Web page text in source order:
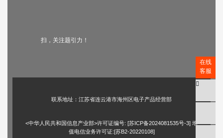
扫，关注题引力！
联系地址：江苏省连云港市海州区电子产品经营部
<中华人民共和国信息产业部>许可证编号: [苏ICP备2024081535号-3] 增
值电信业务许可证:[苏B2-20220108]
在线
客服